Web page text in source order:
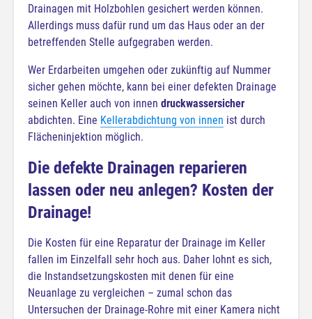
Drainagen mit Holzbohlen gesichert werden können.
Allerdings muss dafür rund um das Haus oder an der
betreffenden Stelle aufgegraben werden.
Wer Erdarbeiten umgehen oder zukünftig auf Nummer
sicher gehen möchte, kann bei einer defekten Drainage
seinen Keller auch von innen druckwassersicher
abdichten. Eine Kellerabdichtung von innen ist durch
Flächeninjektion möglich.
Die defekte Drainagen reparieren
lassen oder neu anlegen? Kosten der
Drainage!
Die Kosten für eine Reparatur der Drainage im Keller
fallen im Einzelfall sehr hoch aus. Daher lohnt es sich,
die Instandsetzungskosten mit denen für eine
Neuanlage zu vergleichen – zumal schon das
Untersuchen der Drainage-Rohre mit einer Kamera nicht